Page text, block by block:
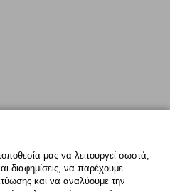
Twitter
μας να λειτουργεί σωστά,
διαφημίσεις, να παρέχουμε
και να αναλύουμε την